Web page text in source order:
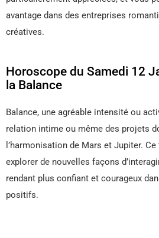
avantage dans des entreprises
créatives.
Horoscope du Samedi 12
la Balance
Balance, une agréable intensité ou
relation intime ou même des projets
l’harmonisation de Mars et Jupiter.
explorer de nouvelles façons
rendant plus confiant et courageux
positifs.